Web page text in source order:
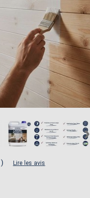
›
) Lire les avis